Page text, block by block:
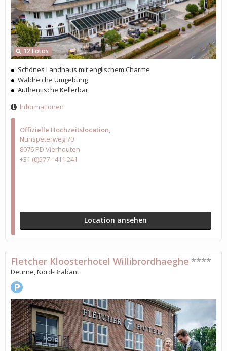
Offizielle Hochzeitslocation
Nunspeterweg 70
8076 PD Vierhouten
+31 (0)577 - 411 241
Location ansehen
12 Fotos
Schönes Landhaus mit englischem Charme
Waldreiche Umgebung
Authentische Kellerbar
Informationen
Fletcher Kloosterhotel Willibrordhaeghe ****
Deurne, Nord-Brabant